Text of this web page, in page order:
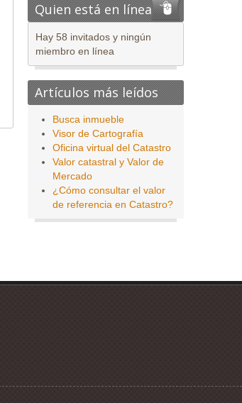
Quien está en línea
Hay 58 invitados y ningún
miembro en línea
Artículos más leídos
Busca inmueble
Visor de Cartografía
Oficina virtual del Catastro
Valor catastral y Valor de
Mercado
¿Cómo consultar el valor
de referencia en Catastro?